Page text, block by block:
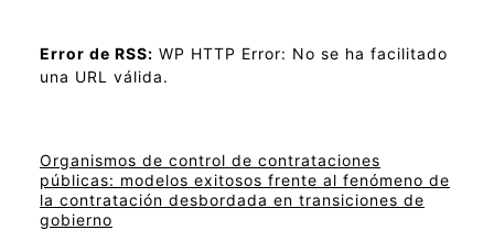
Error de RSS: WP HTTP Error: No se ha facilitado
una URL válida.
Organismos de control de contrataciones
públicas: modelos exitosos frente al fenómeno de
la contratación desbordada en transiciones de
gobierno